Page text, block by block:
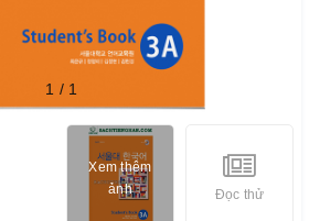
1 / 1
Xem thêm
ảnh
Đọc thử